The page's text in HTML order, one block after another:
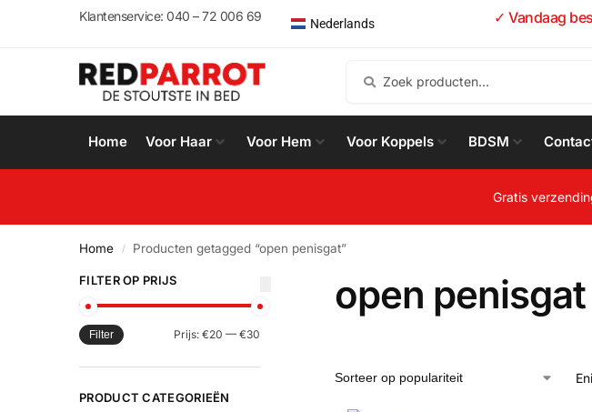
Klantenservice: 040 – 72 006 69 Nederlands
Español
✓ Vandaag
Home Voor Haar Voor Hem Voor Koppels BDSM
Gratis
Home / Producten getagged “open penisgat”
open penisgat
FILTER OP PRIJS
Filter Prijs: €20 — €30
PRODUCT CATEGORIEËN